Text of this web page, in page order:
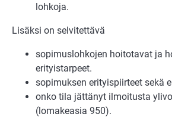
lohkoja.
Lisäksi on selvitettävä
sopimuslohkojen hoitotavat ja
erityistarpeet.
sopimuksen erityispiirteet sekä
onko tila jättänyt ilmoitusta
(lomakeasia 950).